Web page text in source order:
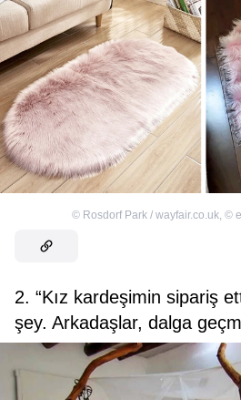
© Rosdorf Park / wayfair.co.uk, ©
2. “Kız kardeşimin sipariş
şey. Arkadaşlar, dalga